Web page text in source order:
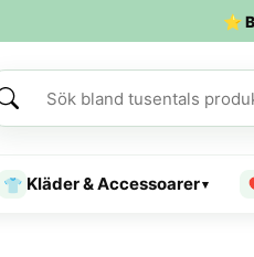
⭐
👕 Kläder & Accessoarer▾